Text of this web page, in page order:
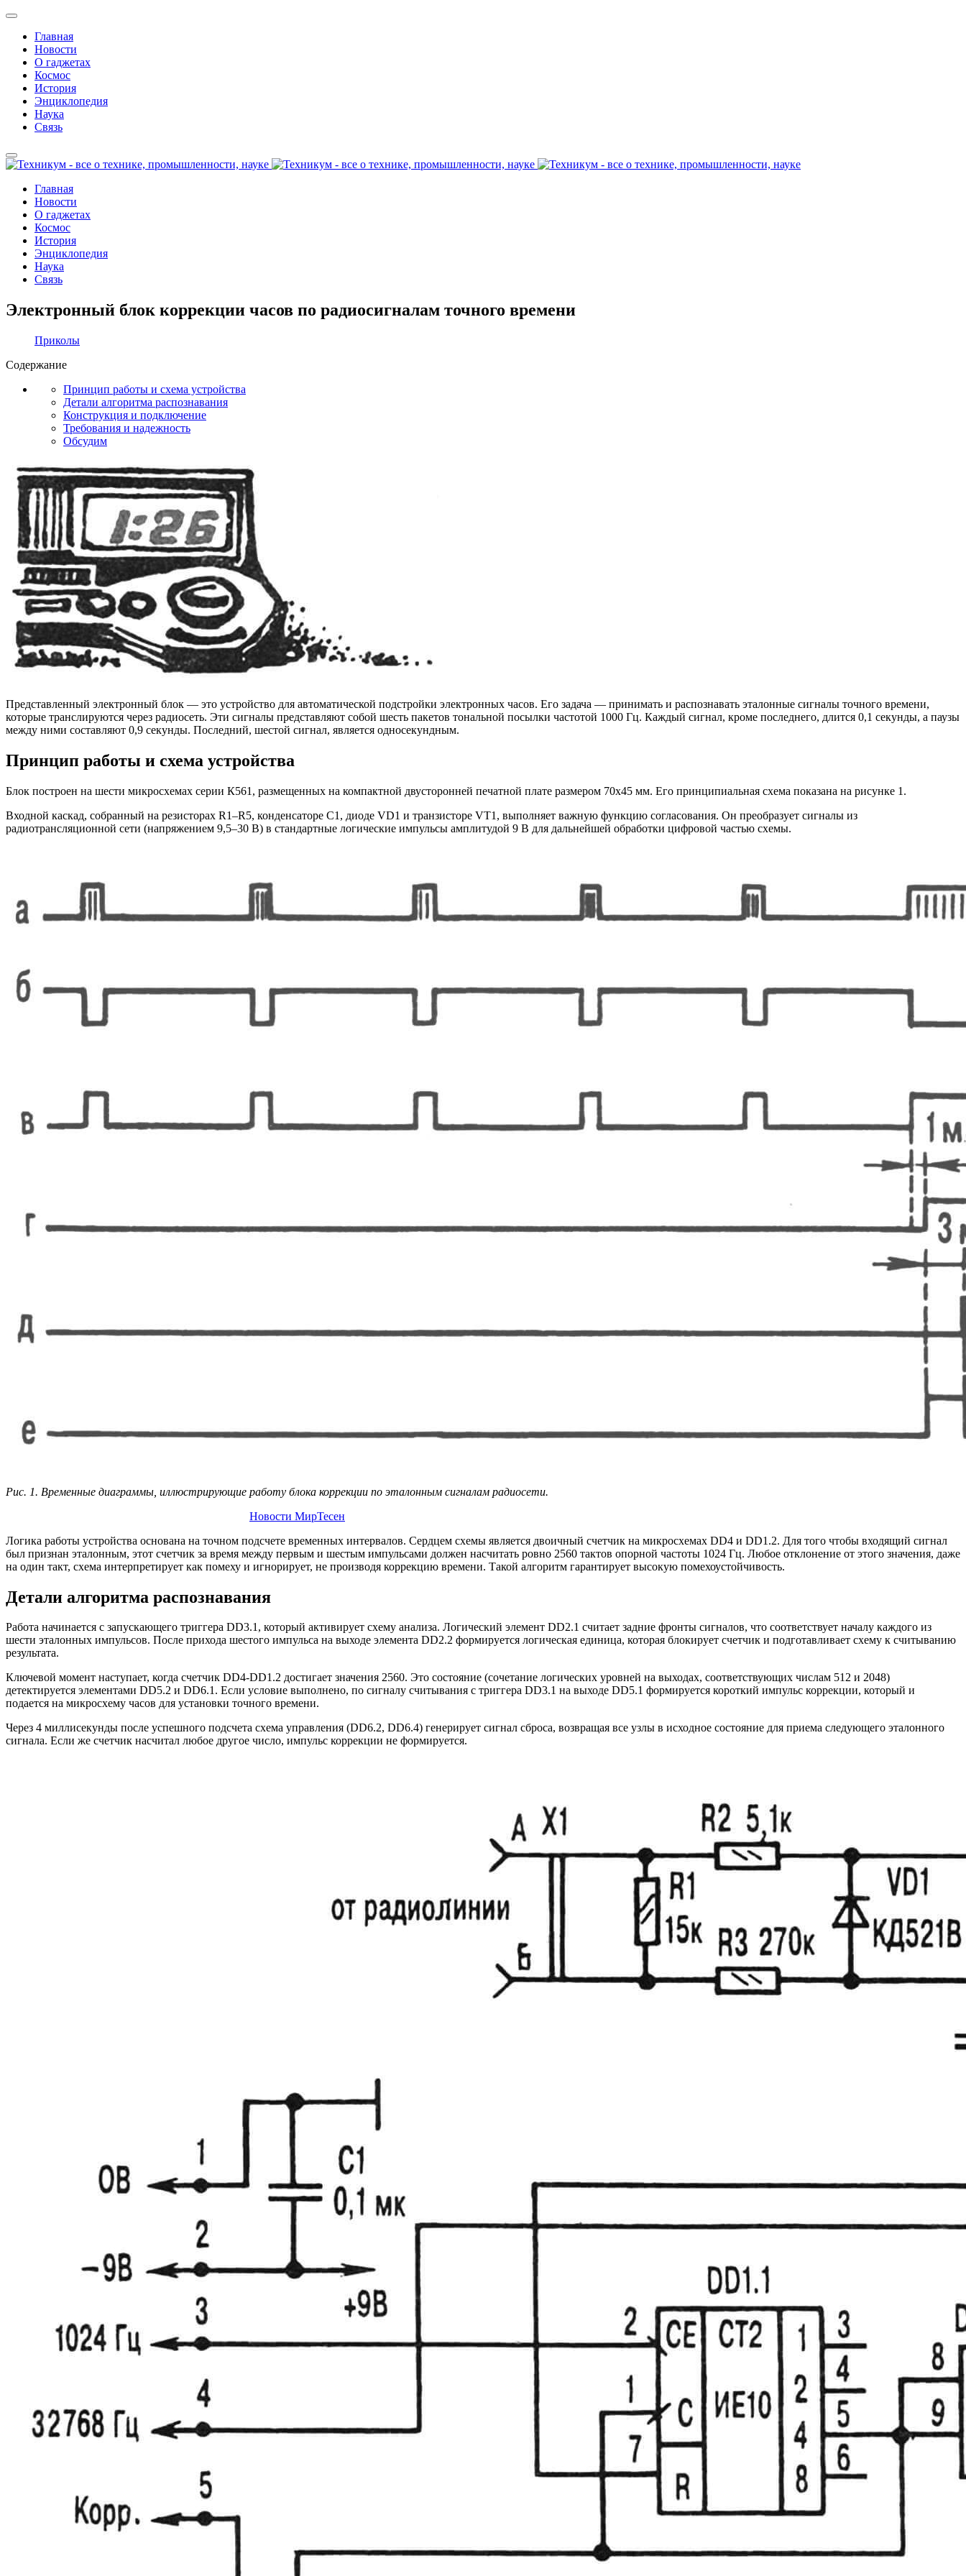
Главная
Новости
О гаджетах
Космос
История
Энциклопедия
Наука
Связь
Главная
Новости
О гаджетах
Космос
История
Энциклопедия
Наука
Связь
Электронный блок коррекции часов по радиосигналам точного времени
Приколы
Содержание
Принцип работы и схема устройства
Детали алгоритма распознавания
Конструкция и подключение
Требования и надежность
Обсудим
Представленный электронный блок — это устройство для автоматической подстройки электронных часов. Его задача — принимать и распознавать эталонные сигналы точного времени,
которые транслируются через радиосеть. Эти сигналы представляют собой шесть пакетов тональной посылки частотой 1000 Гц. Каждый сигнал, кроме последнего, длится 0,1 секунды, а паузы
между ними составляют 0,9 секунды. Последний, шестой сигнал, является односекундным.
Принцип работы и схема устройства
Блок построен на шести микросхемах серии К561, размещенных на компактной двусторонней печатной плате размером 70x45 мм. Его принципиальная схема показана на рисунке 1.
Входной каскад, собранный на резисторах R1–R5, конденсаторе C1, диоде VD1 и транзисторе VT1, выполняет важную функцию согласования. Он преобразует сигналы из
радиотрансляционной сети (напряжением 9,5–30 В) в стандартные логические импульсы амплитудой 9 В для дальнейшей обработки цифровой частью схемы.
Рис. 1. Временные диаграммы, иллюстрирующие работу блока коррекции по эталонным сигналам радиосети.
Новости МирТесен
Логика работы устройства основана на точном подсчете временных интервалов. Сердцем схемы является двоичный счетчик на микросхемах DD4 и DD1.2. Для того чтобы входящий сигнал
был признан эталонным, этот счетчик за время между первым и шестым импульсами должен насчитать ровно 2560 тактов опорной частоты 1024 Гц. Любое отклонение от этого значения, даже
на один такт, схема интерпретирует как помеху и игнорирует, не производя коррекцию времени. Такой алгоритм гарантирует высокую помехоустойчивость.
Детали алгоритма распознавания
Работа начинается с запускающего триггера DD3.1, который активирует схему анализа. Логический элемент DD2.1 считает задние фронты сигналов, что соответствует началу каждого из
шести эталонных импульсов. После прихода шестого импульса на выходе элемента DD2.2 формируется логическая единица, которая блокирует счетчик и подготавливает схему к считыванию
результата.
Ключевой момент наступает, когда счетчик DD4-DD1.2 достигает значения 2560. Это состояние (сочетание логических уровней на выходах, соответствующих числам 512 и 2048)
детектируется элементами DD5.2 и DD6.1. Если условие выполнено, по сигналу считывания с триггера DD3.1 на выходе DD5.1 формируется короткий импульс коррекции, который и
подается на микросхему часов для установки точного времени.
Через 4 миллисекунды после успешного подсчета схема управления (DD6.2, DD6.4) генерирует сигнал сброса, возвращая все узлы в исходное состояние для приема следующего эталонного
сигнала. Если же счетчик насчитал любое другое число, импульс коррекции не формируется.